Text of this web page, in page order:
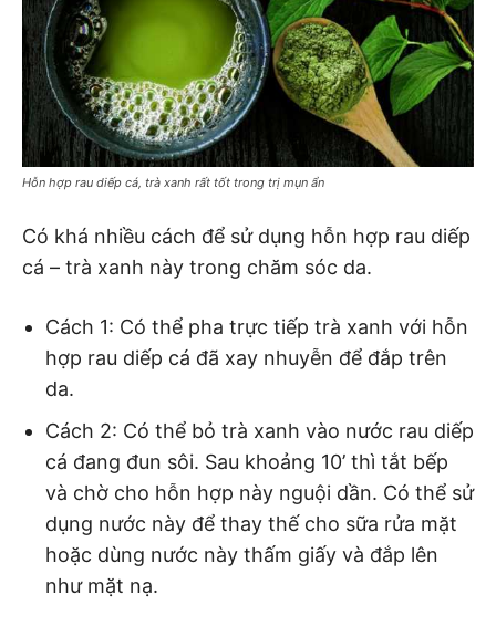
Hỗn hợp rau diếp cá, trà xanh rất tốt trong trị mụn ẩn
Có khá nhiều cách để sử dụng hỗn hợp rau diếp
cá – trà xanh này trong chăm sóc da.
Cách 1: Có thể pha trực tiếp trà xanh với hỗn
hợp rau diếp cá đã xay nhuyễn để đắp trên
da.
Cách 2: Có thể bỏ trà xanh vào nước rau diếp
cá đang đun sôi. Sau khoảng 10’ thì tắt bếp
và chờ cho hỗn hợp này nguội dần. Có thể sử
dụng nước này để thay thế cho sữa rửa mặt
hoặc dùng nước này thấm giấy và đắp lên
như mặt nạ.